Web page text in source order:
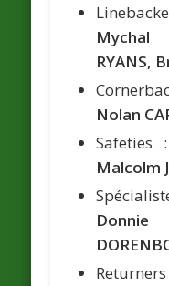
Mychal
RYANS,
Nolan
Safeties :
Malcolm
Donnie